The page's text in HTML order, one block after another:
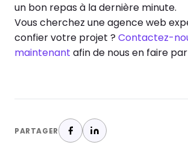
un bon repas à la dernière minute.
Vous cherchez une agence web
confier votre projet ? Contactez-
maintenant afin de nous en faire
PARTAGER